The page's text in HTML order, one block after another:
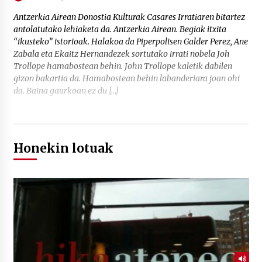
Antzerkia Airean Donostia Kulturak Casares Irratiaren bitartez
antolatutako lehiaketa da. Antzerkia Airean. Begiak itxita
“ikusteko” istorioak. Halakoa da Piperpolisen Galder Perez, Ane
Zabala eta Ekaitz Hernandezek sortutako irrati nobela Joh
Trollope hamabostean behin. John Trollope kaletik dabilen
gizon bakartia da. Hamabostean behin labanderiara joan ohi
da. Baina gaurkoan ez du […]
Honekin lotuak